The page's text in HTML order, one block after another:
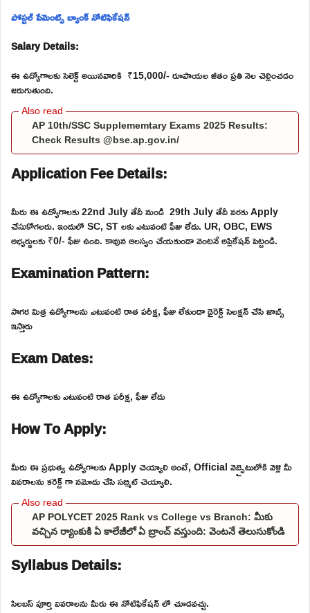
పోస్టల్ పేమెంట్స్ బ్యాంక్ నోటిఫికేషన్
Salary Details:
ఈ ఉద్యోగాలకు సెలెక్ట్ అయినవారికి ₹15,000/- రూపాయల జీతం ప్రతి నెల చెల్లించడం
జరుగుతుంది.
AP 10th/SSC Supplememtary Exams 2025 Results:
Check Results @bse.ap.gov.in/
Application Fee Details:
మీరు ఈ ఉద్యోగాలకు 22nd July తేదీ నుండి 29th July తేదీ వరకు Apply
చేసుకోగలరు. ఇందులో SC, ST లకు ఎటువంటి ఫీజు లేదు. UR, OBC, EWS
అభ్యర్థులకు ₹0/- ఫీజు ఉంది. కావున ఆలస్యం చేయకుండా వెంటనే అప్లికేషన్ పెట్టండి.
Examination Pattern:
సాగర మిత్ర ఉద్యోగాలను ఎటువంటి రాత పరీక్ష, ఫీజు లేకుండా డైరెక్ట్ సెలక్షన్ చేసి జాబ్స్
ఇస్తారు
Exam Dates:
ఈ ఉద్యోగాలకు ఎటువంటి రాత పరీక్ష, ఫీజు లేదు
How To Apply:
మీరు ఈ ప్రభుత్వ ఉద్యోగాలకు Apply చెయ్యాలి అంటే, Official వెబ్సైటులోకి వెళ్లి మీ
వివరాలను కరెక్ట్ గా నమోదు చేసి సబ్మిట్ చెయ్యాలి.
AP POLYCET 2025 Rank vs College vs Branch: మీకు
వచ్చిన ర్యాంకుకి ఏ కాలేజీలో ఏ బ్రాంచ్ వస్తుంది: వెంటనే తెలుసుకోండి
Syllabus Details:
సిలబస్ పూర్తి వివరాలను మీరు ఈ నోటిఫికేషన్ లో చూడవచ్చు.